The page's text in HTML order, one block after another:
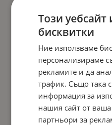
Този уебсайт
бисквитки
Ние използваме
персонализираме
рекламите и да
трафик. Също така
информация за
нашия сайт от
партньори за